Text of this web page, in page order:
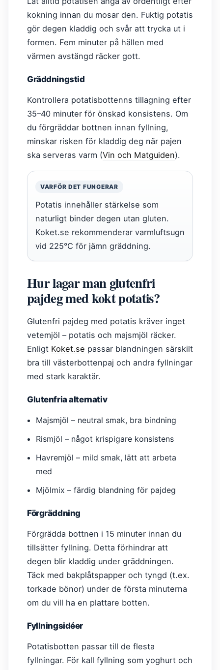
kokning innan du mosar den. Fuktig potatis
gör degen kladdig och svår att trycka ut i
formen. Fem minuter på hällen med
värmen avstängd räcker gott.
Gräddningstid
Kontrollera potatisbottenns tillagning efter
35–40 minuter för önskad konsistens. Om
du förgräddar bottnen innan fyllning,
minskar risken för kladdig deg när pajen
ska serveras varm (Vin och Matguiden).
VARFÖR DET FUNGERAR
Potatis innehåller stärkelse som
naturligt binder degen utan gluten.
Koket.se rekommenderar varmluftsugn
vid 225°C för jämn gräddning.
Hur lagar man glutenfri
pajdeg med kokt potatis?
Glutenfri pajdeg med potatis kräver inget
vetemjöl – potatis och majsmjöl räcker.
Enligt Koket.se passar blandningen särskilt
bra till västerbottenpaj och andra fyllningar
med stark karaktär.
Glutenfria alternativ
Majsmjöl – neutral smak, bra bindning
Rismjöl – något krispigare konsistens
Havremjöl – mild smak, lätt att arbeta
med
Mjölmix – färdig blandning för pajdeg
Förgräddning
Förgrädda bottnen i 15 minuter innan du
tillsätter fyllning. Detta förhindrar att
degen blir kladdig under gräddningen.
Täck med bakplåtspapper och tyngd (t.ex.
torkade bönor) under de första minuterna
om du vill ha en plattare botten.
Fyllningsidéer
Potatisbotten passar till de flesta
fyllningar. För kall fyllning som yoghurt och